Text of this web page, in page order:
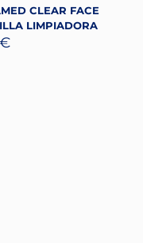
CLEAR FACE
LIMPIADORA